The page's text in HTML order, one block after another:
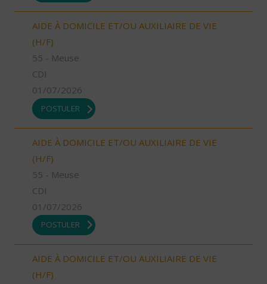
AIDE À DOMICILE ET/OU AUXILIAIRE DE VIE
(H/F)
55 - Meuse
CDI
01/07/2026
POSTULER
AIDE À DOMICILE ET/OU AUXILIAIRE DE VIE
(H/F)
55 - Meuse
CDI
01/07/2026
POSTULER
AIDE À DOMICILE ET/OU AUXILIAIRE DE VIE
(H/F)